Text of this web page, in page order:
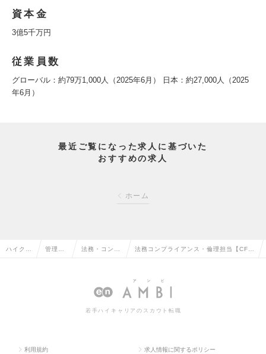
資本金
3億5千万円
従業員数
グローバル：約79万1,000人（2025年6月） 日本：約27,000人（2025
年6月）
最近ご覧になった求人に基づいた
おすすめの求人
ホーム
ハイクラ 管理部 法務・コンプ 法務コンプライアンス・倫理担当【CF－
の求人情報
若手ハイキャリアのスカウト転職
利用規約 求人情報に関するポリシー